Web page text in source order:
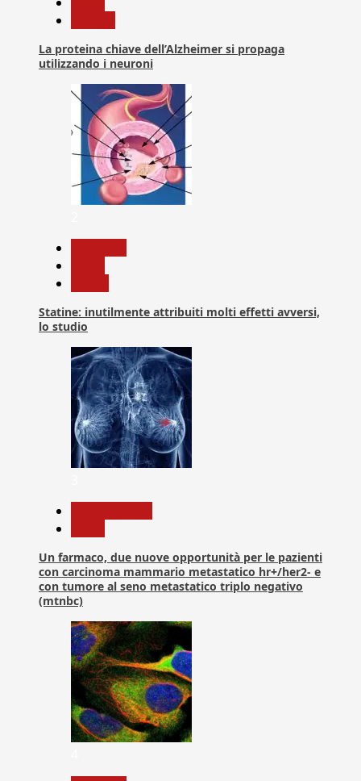
La proteina chiave dell’Alzheimer si propaga
utilizzando i neuroni
Statine: inutilmente attribuiti molti effetti avversi,
lo studio
Un farmaco, due nuove opportunità per le pazienti
con carcinoma mammario metastatico hr+/her2- e
con tumore al seno metastatico triplo negativo
(mtnbc)